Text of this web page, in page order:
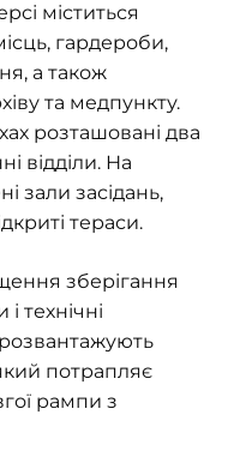
міститься
гардероби,
а також
та медпункту.
розташовані два
відділи. На
зали засідань,
тераси.
зберігання
технічні
потрапляє
рампи з